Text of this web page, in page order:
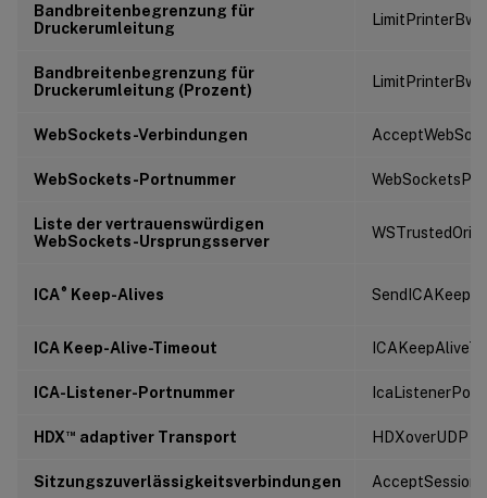
Bandbreitenbegrenzung für
Druckerumleitung
LimitPrinterBw
Bandbreitenbegrenzung für
Druckerumleitung (Prozent)
WebSockets-Verbindungen
WebSockets-Portnummer
Liste der vertrauenswürdigen
WebSockets-Ursprungsserver
ICA® Keep-Alives
ICA Keep-Alive-Timeout
ICA-Listener-Portnummer
HDX™ adaptiver Transport HDXoverUDP
Sitzungszuverlässigkeitsverbindungen